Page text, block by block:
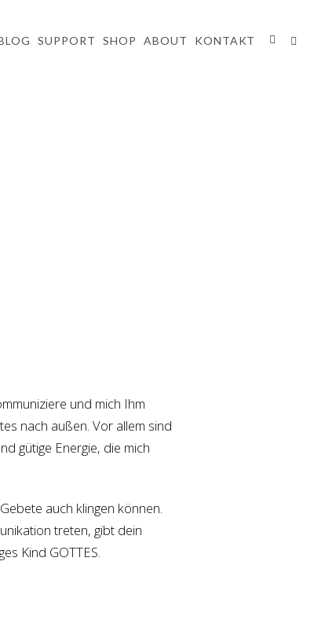
SUPPORT SHOP ABOUT KONTAKT
und mich Ihm
nach außen.Vor allem sind
gütige Energie, die mich
auch klingen können.
treten, gibt dein
Kind GOTTES.